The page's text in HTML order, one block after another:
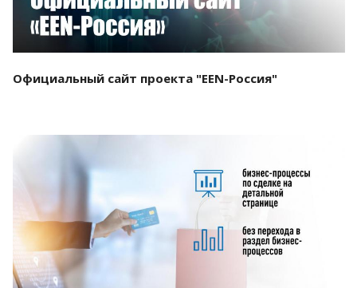
Официальный сайт проекта "EEN-Россия"